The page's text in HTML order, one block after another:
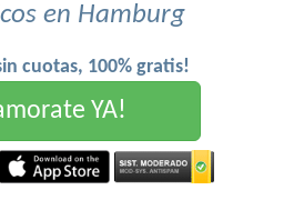
en Hamburg
cuotas, 100% gratis!
YA!